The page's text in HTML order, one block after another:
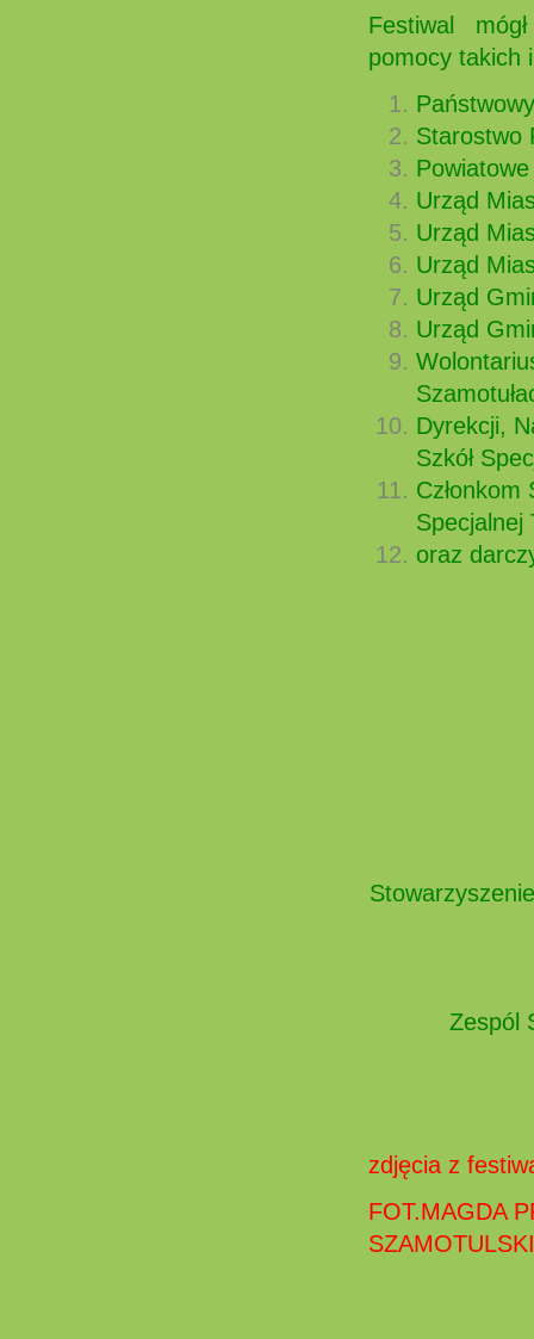
Festiwal mógł
pomocy takich
Starostwo
Urząd
Urząd
Urząd
Urząd
Urząd
Dyrekcji,
Szkół
Specjalnej
oraz
Zespól
zdjęcia z
FOT.MAGDA